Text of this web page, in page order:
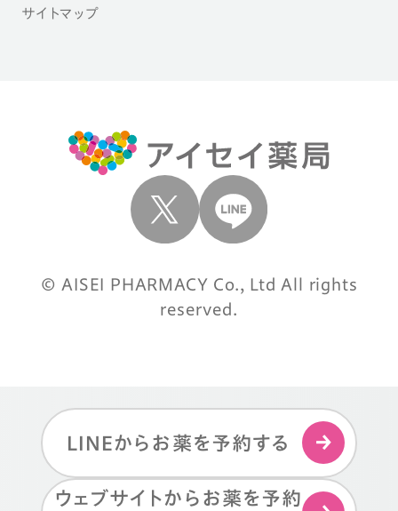
LINEからお薬を予約する
ウェブサイトからお薬を予約
サイトマップ
© AISEI PHARMACY Co., Ltd All rights
reserved.